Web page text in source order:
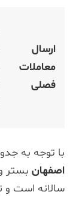
ارسال
معاملات
فصلی
با توجه به
اصفهانبستر و
سالانه است و